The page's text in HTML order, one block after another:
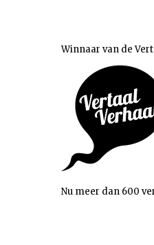
Winnaar van de
Nu meer dan 600